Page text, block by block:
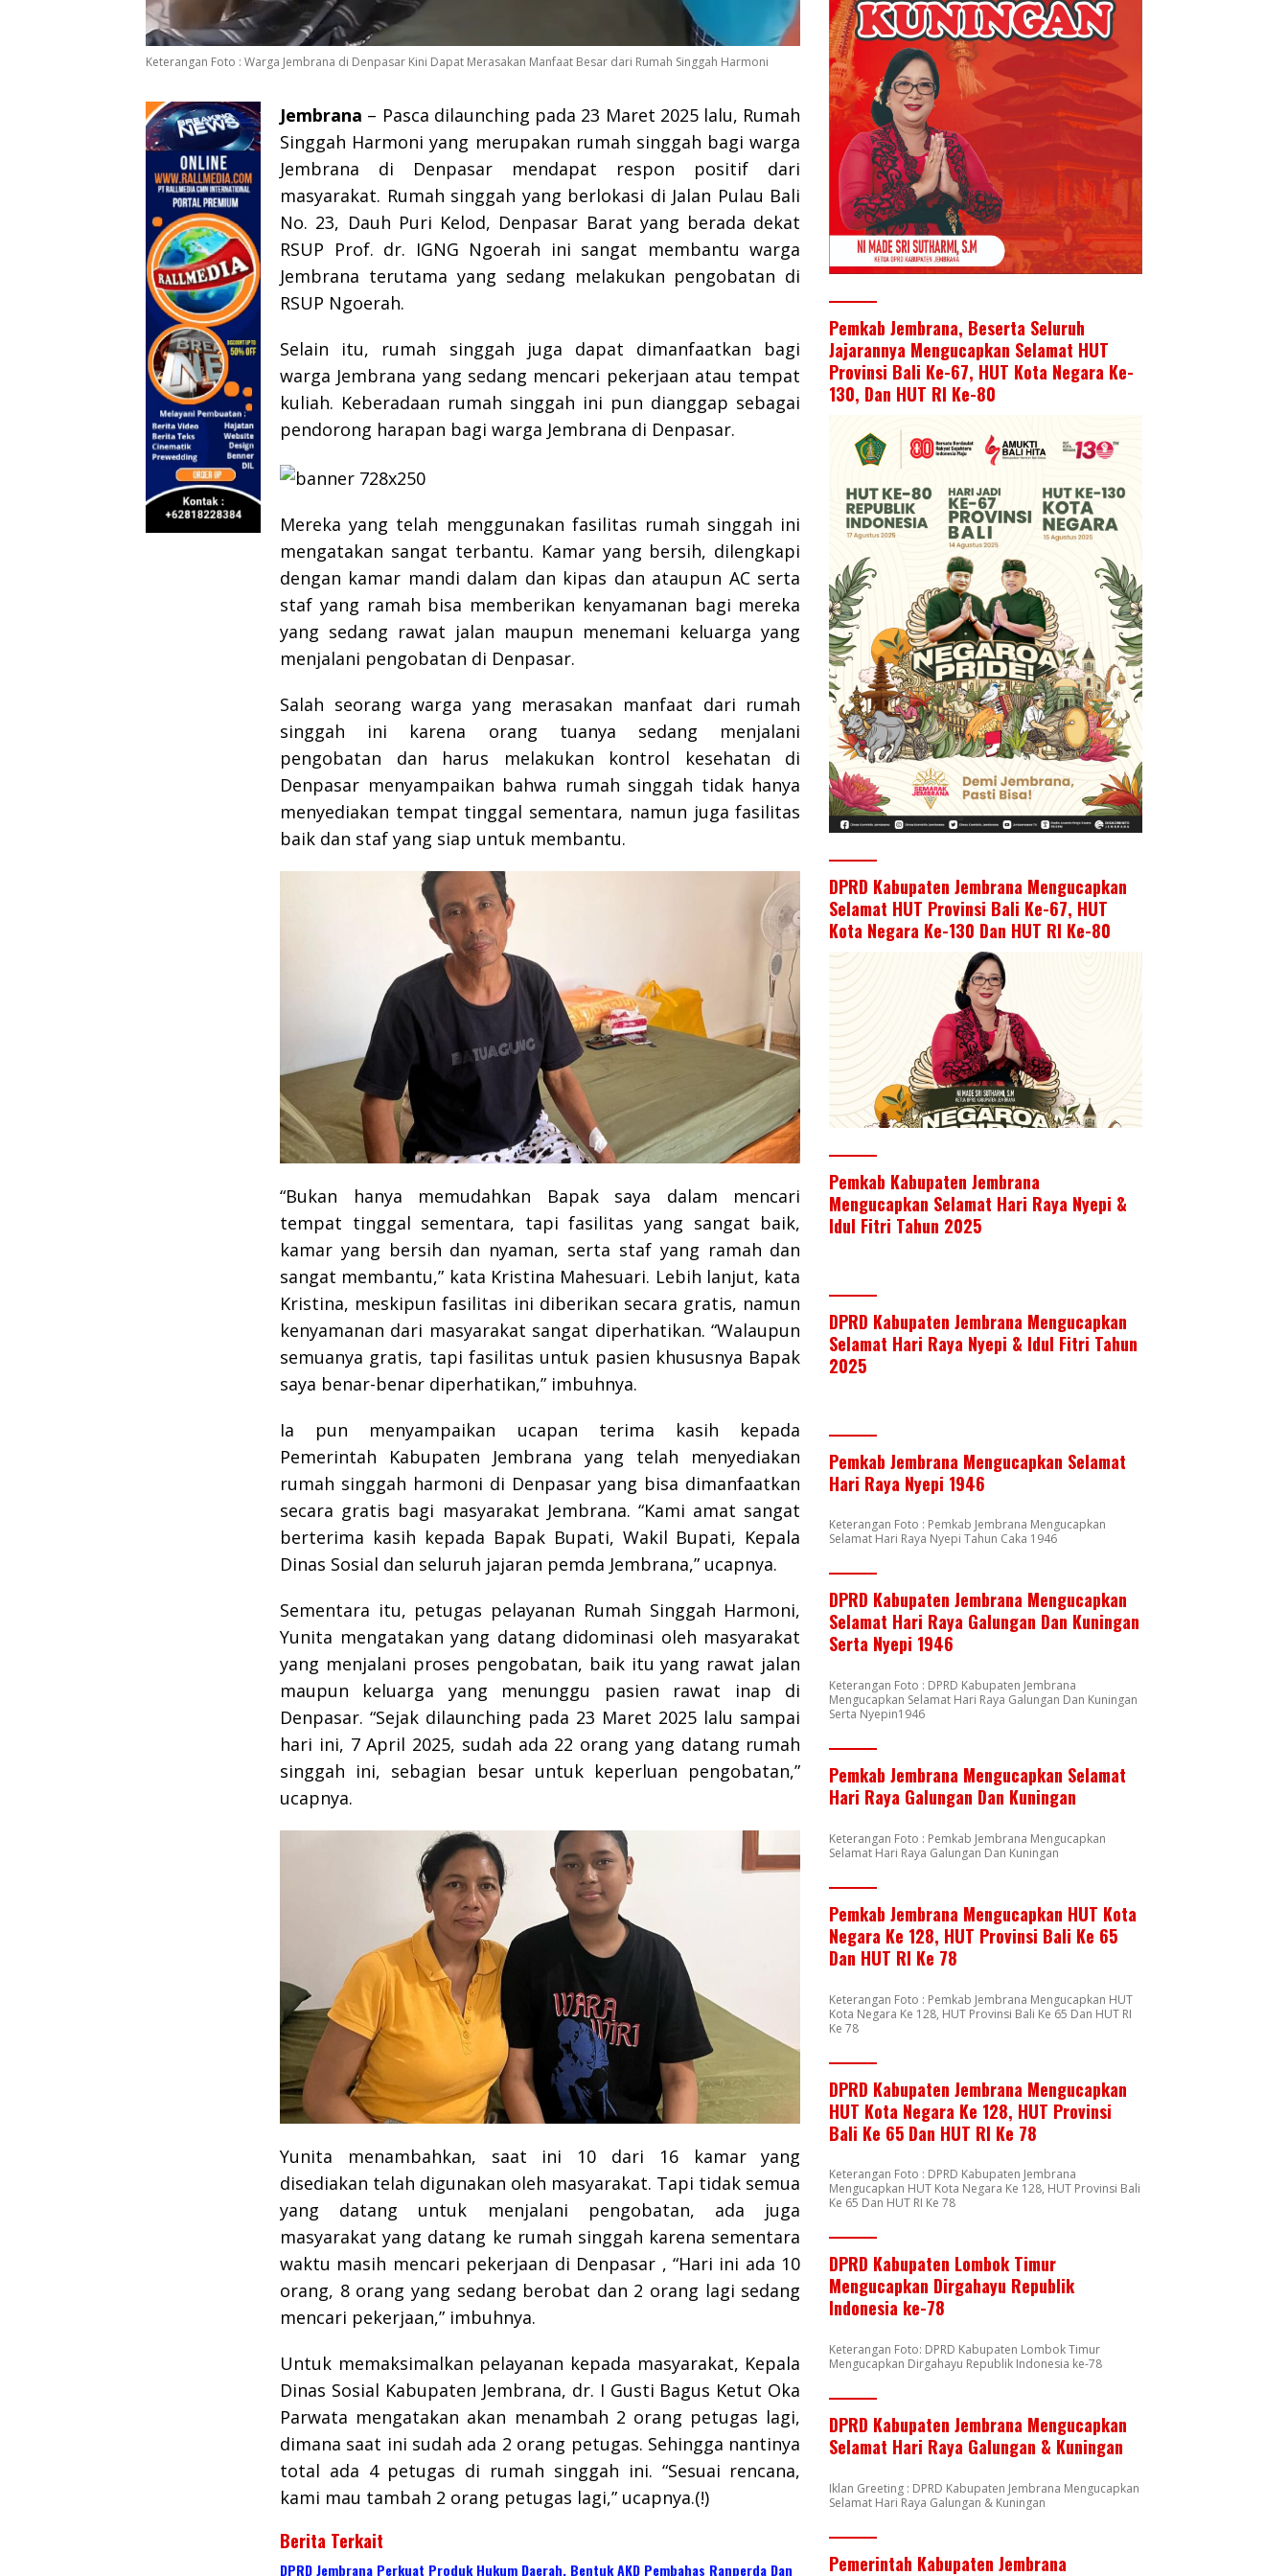
Keterangan Foto : Warga Jembrana di Denpasar Kini Dapat Merasakan Manfaat Besar dari Rumah Singgah Harmoni
Jembrana – Pasca dilaunching pada 23 Maret 2025 lalu, Rumah
Singgah Harmoni yang merupakan rumah singgah bagi warga
Jembrana di Denpasar mendapat respon positif dari
masyarakat. Rumah singgah yang berlokasi di Jalan Pulau Bali
No. 23, Dauh Puri Kelod, Denpasar Barat yang berada dekat
RSUP Prof. dr. IGNG Ngoerah ini sangat membantu warga
Jembrana terutama yang sedang melakukan pengobatan di
RSUP Ngoerah.
Selain itu, rumah singgah juga dapat dimanfaatkan bagi
warga Jembrana yang sedang mencari pekerjaan atau tempat
kuliah. Keberadaan rumah singgah ini pun dianggap sebagai
pendorong harapan bagi warga Jembrana di Denpasar.
Mereka yang telah menggunakan fasilitas rumah singgah ini
mengatakan sangat terbantu. Kamar yang bersih, dilengkapi
dengan kamar mandi dalam dan kipas dan ataupun AC serta
staf yang ramah bisa memberikan kenyamanan bagi mereka
yang sedang rawat jalan maupun menemani keluarga yang
menjalani pengobatan di Denpasar.
Salah seorang warga yang merasakan manfaat dari rumah
singgah ini karena orang tuanya sedang menjalani
pengobatan dan harus melakukan kontrol kesehatan di
Denpasar menyampaikan bahwa rumah singgah tidak hanya
menyediakan tempat tinggal sementara, namun juga fasilitas
baik dan staf yang siap untuk membantu.
“Bukan hanya memudahkan Bapak saya dalam mencari
tempat tinggal sementara, tapi fasilitas yang sangat baik,
kamar yang bersih dan nyaman, serta staf yang ramah dan
sangat membantu,” kata Kristina Mahesuari. Lebih lanjut, kata
Kristina, meskipun fasilitas ini diberikan secara gratis, namun
kenyamanan dari masyarakat sangat diperhatikan. “Walaupun
semuanya gratis, tapi fasilitas untuk pasien khususnya Bapak
saya benar-benar diperhatikan,” imbuhnya.
Ia pun menyampaikan ucapan terima kasih kepada
Pemerintah Kabupaten Jembrana yang telah menyediakan
rumah singgah harmoni di Denpasar yang bisa dimanfaatkan
secara gratis bagi masyarakat Jembrana. “Kami amat sangat
berterima kasih kepada Bapak Bupati, Wakil Bupati, Kepala
Dinas Sosial dan seluruh jajaran pemda Jembrana,” ucapnya.
Sementara itu, petugas pelayanan Rumah Singgah Harmoni,
Yunita mengatakan yang datang didominasi oleh masyarakat
yang menjalani proses pengobatan, baik itu yang rawat jalan
maupun keluarga yang menunggu pasien rawat inap di
Denpasar. “Sejak dilaunching pada 23 Maret 2025 lalu sampai
hari ini, 7 April 2025, sudah ada 22 orang yang datang rumah
singgah ini, sebagian besar untuk keperluan pengobatan,”
ucapnya.
Yunita menambahkan, saat ini 10 dari 16 kamar yang
disediakan telah digunakan oleh masyarakat. Tapi tidak semua
yang datang untuk menjalani pengobatan, ada juga
masyarakat yang datang ke rumah singgah karena sementara
waktu masih mencari pekerjaan di Denpasar , “Hari ini ada 10
orang, 8 orang yang sedang berobat dan 2 orang lagi sedang
mencari pekerjaan,” imbuhnya.
Untuk memaksimalkan pelayanan kepada masyarakat, Kepala
Dinas Sosial Kabupaten Jembrana, dr. I Gusti Bagus Ketut Oka
Parwata mengatakan akan menambah 2 orang petugas lagi,
dimana saat ini sudah ada 2 orang petugas. Sehingga nantinya
total ada 4 petugas di rumah singgah ini. “Sesuai rencana,
kami mau tambah 2 orang petugas lagi,” ucapnya.(!)
Berita Terkait
DPRD Jembrana Perkuat Produk Hukum Daerah, Bentuk AKD Pembahas Ranperda Dan
Pemkab Jembrana, Beserta Seluruh
Jajarannya Mengucapkan Selamat HUT
Provinsi Bali Ke-67, HUT Kota Negara Ke-
130, Dan HUT RI Ke-80
DPRD Kabupaten Jembrana Mengucapkan
Selamat HUT Provinsi Bali Ke-67, HUT
Kota Negara Ke-130 Dan HUT RI Ke-80
Pemkab Kabupaten Jembrana
Mengucapkan Selamat Hari Raya Nyepi &
Idul Fitri Tahun 2025
DPRD Kabupaten Jembrana Mengucapkan
Selamat Hari Raya Nyepi & Idul Fitri Tahun
2025
Pemkab Jembrana Mengucapkan Selamat
Hari Raya Nyepi 1946
Keterangan Foto : Pemkab Jembrana Mengucapkan
Selamat Hari Raya Nyepi Tahun Caka 1946
DPRD Kabupaten Jembrana Mengucapkan
Selamat Hari Raya Galungan Dan Kuningan
Serta Nyepi 1946
Keterangan Foto : DPRD Kabupaten Jembrana
Mengucapkan Selamat Hari Raya Galungan Dan Kuningan
Serta Nyepin1946
Pemkab Jembrana Mengucapkan Selamat
Hari Raya Galungan Dan Kuningan
Keterangan Foto : Pemkab Jembrana Mengucapkan
Selamat Hari Raya Galungan Dan Kuningan
Pemkab Jembrana Mengucapkan HUT Kota
Negara Ke 128, HUT Provinsi Bali Ke 65
Dan HUT RI Ke 78
Keterangan Foto : Pemkab Jembrana Mengucapkan HUT
Kota Negara Ke 128, HUT Provinsi Bali Ke 65 Dan HUT RI
Ke 78
DPRD Kabupaten Jembrana Mengucapkan
HUT Kota Negara Ke 128, HUT Provinsi
Bali Ke 65 Dan HUT RI Ke 78
Keterangan Foto : DPRD Kabupaten Jembrana
Mengucapkan HUT Kota Negara Ke 128, HUT Provinsi Bali
Ke 65 Dan HUT RI Ke 78
DPRD Kabupaten Lombok Timur
Mengucapkan Dirgahayu Republik
Indonesia ke-78
Keterangan Foto: DPRD Kabupaten Lombok Timur
Mengucapkan Dirgahayu Republik Indonesia ke-78
DPRD Kabupaten Jembrana Mengucapkan
Selamat Hari Raya Galungan & Kuningan
Iklan Greeting : DPRD Kabupaten Jembrana Mengucapkan
Selamat Hari Raya Galungan & Kuningan
Pemerintah Kabupaten Jembrana